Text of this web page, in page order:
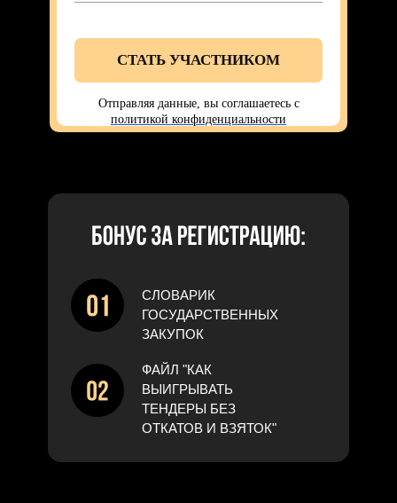
СТАТЬ УЧАСТНИКОМ
Отправляя данные, вы соглашаетесь с
политикой конфиденциальности
СЛОВАРИК
ГОСУДАРСТВЕННЫХ
ЗАКУПОК
ФАЙЛ "КАК
ВЫИГРЫВАТЬ
ТЕНДЕРЫ БЕЗ
ОТКАТОВ И ВЗЯТОК"